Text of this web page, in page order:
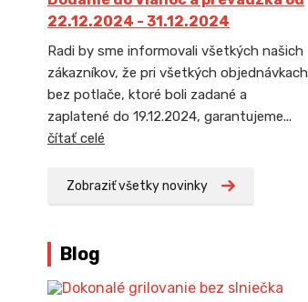
22.12.2024 - 31.12.2024
Radi by sme informovali všetkých našich
zákazníkov, že pri všetkých objednávkach
bez potlače, ktoré boli zadané a
zaplatené do 19.12.2024, garantujeme...
čítať celé
Zobraziť všetky novinky
Blog